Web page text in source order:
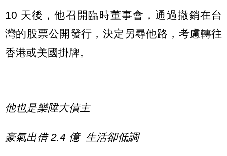
10 天後，他召開臨時董事會，通過撤銷在台
灣的股票公開發行，決定另尋他路，考慮轉往
香港或美國掛牌。
他也是樂陞大債主
豪氣出借 2.4 億 生活卻低調